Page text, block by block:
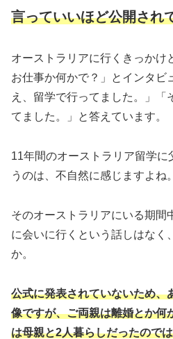
言っていいほど公開され
オーストラリアに行くきっかけ
お仕事か何かで？」とインタビ
え、留学で行ってました。」「
てました。」と答えています。
11年間のオーストラリア留学に
うのは、不自然に感じますよね。
そのオーストラリアにいる期間
に会いに行くという話しはなく
か。
公式に発表されていないため、
像ですが、ご両親は離婚とか何
は母親と2人暮らしだったので